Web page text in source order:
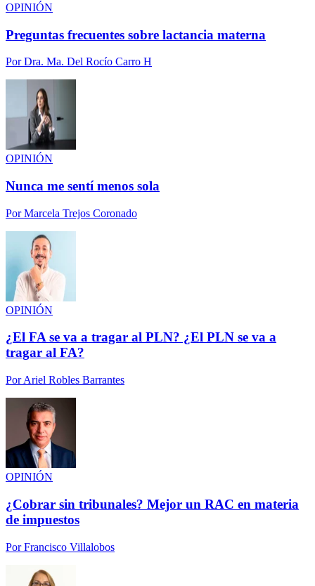
OPINIÓN
Preguntas frecuentes sobre lactancia materna
PorDra. Ma. Del Rocío Carro H
OPINIÓN
Nunca me sentí menos sola
PorMarcela Trejos Coronado
OPINIÓN
¿El FA se va a tragar al PLN? ¿El PLN se va a
tragar al FA?
PorAriel Robles Barrantes
OPINIÓN
¿Cobrar sin tribunales? Mejor un RAC en materia
de impuestos
PorFrancisco Villalobos